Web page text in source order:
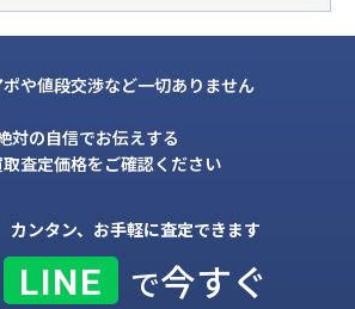
や値段交渉など一切ありません
対の自信でお伝えする
査定価格をご確認ください
カンタン、お手軽に査定できます
LINE で今すぐ